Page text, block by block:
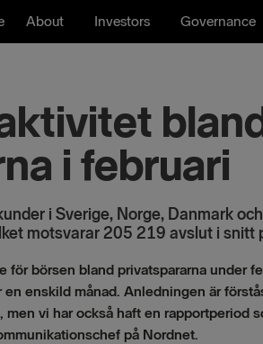
About Investors Governance
i februari
i Sverige, Norge, Danmark
motsvarar 205 219 avslut i snitt
börsen bland privatspararna under
enskild månad. Anledningen är
vi har också haft en rapportperiod
på Nordnet.